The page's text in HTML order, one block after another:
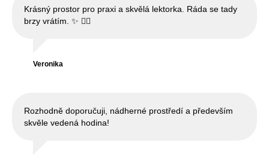
Krásný prostor pro praxi a skvělá lektorka. Ráda se tady
brzy vrátím. ✨ 🧘‍♀️
Veronika
Rozhodně doporučuji, nádherné prostředí a především
skvěle vedená hodina!